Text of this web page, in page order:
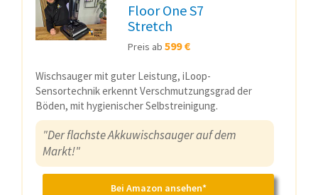
Floor One S7
Stretch
Preis ab 599 €
Wischsauger mit guter Leistung, iLoop-
Sensortechnik erkennt Verschmutzungsgrad der
Böden, mit hygienischer Selbstreinigung.
"Der flachste Akkuwischsauger auf dem
Markt!"
Bei Amazon ansehen*